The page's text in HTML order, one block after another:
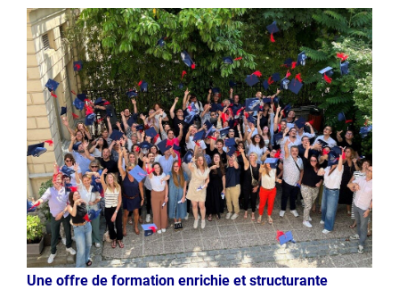
Une offre de formation enrichie et structurante